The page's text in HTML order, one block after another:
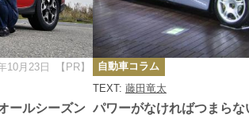
ールシーズン
10月23日 【PR】
パワーがなければつまら
TEXT: 藤田竜太
カ
テ
ゴ
リ
自動車コラム